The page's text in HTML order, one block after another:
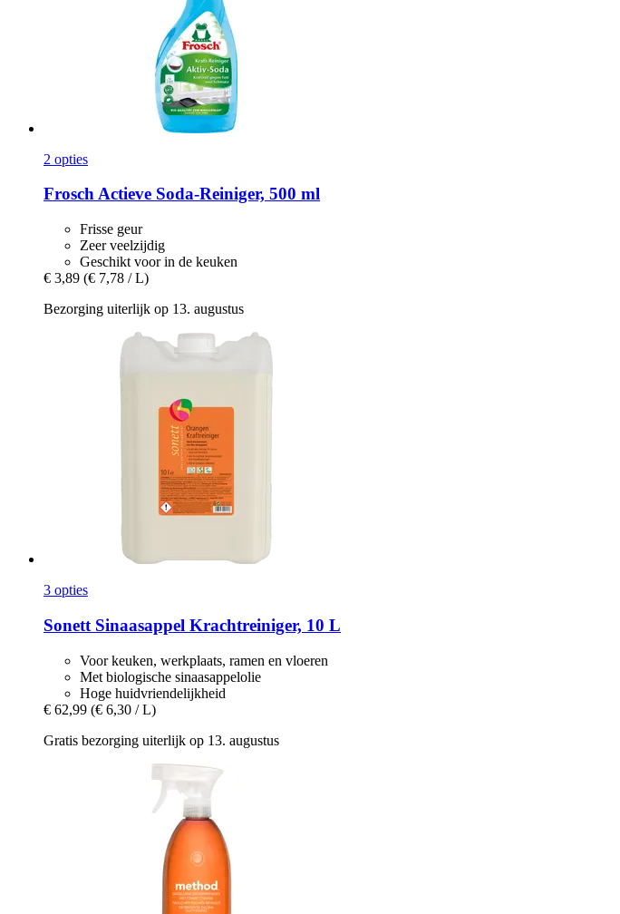
2 opties
FroschActieve Soda-​Reiniger, 500 ml
Frisse geur
Zeer veelzijdig
Geschikt voor in de keuken
€ 3,89 (€ 7,78 / L)
Bezorging uiterlijk op 13. augustus
3 opties
Sonett Sinaasappel Krachtreiniger, 10 L
Voor keuken, werkplaats, ramen en vloeren
Met biologische sinaasappelolie
Hoge huidvriendelijkheid
€ 62,99 (€ 6,30 / L)
Gratis bezorging uiterlijk op 13. augustus